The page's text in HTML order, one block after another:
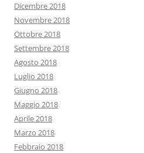
Dicembre 2018
Novembre 2018
Ottobre 2018
Settembre 2018
Agosto 2018
Luglio 2018
Giugno 2018
Maggio 2018
Aprile 2018
Marzo 2018
Febbraio 2018